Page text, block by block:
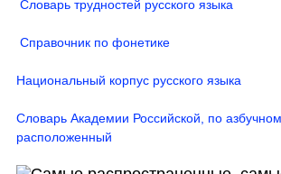
Словарь трудностей русского языка
Справочник по фонетике
Национальный корпус русского языка
Словарь Академии Российской, по
расположенный